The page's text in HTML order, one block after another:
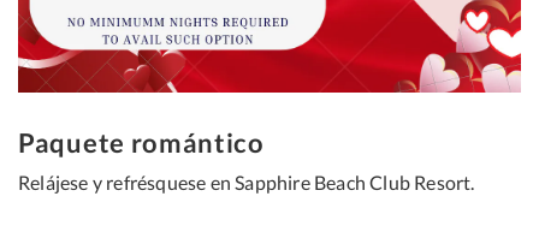
Paquete romántico
Relájese y refrésquese en Sapphire Beach Club Resort.